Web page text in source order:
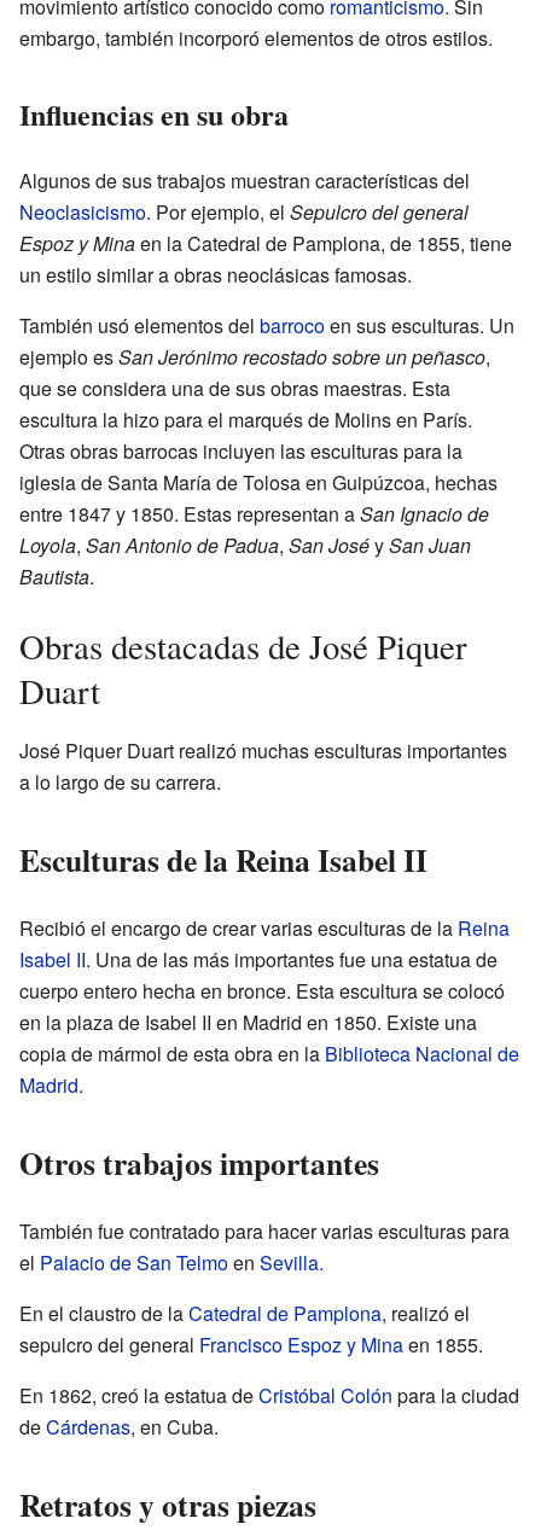
movimiento artístico conocido como romanticismo. Sin
embargo, también incorporó elementos de otros estilos.
Influencias en su obra
Algunos de sus trabajos muestran características del
Neoclasicismo. Por ejemplo, el Sepulcro del general
Espoz y Minaen la Catedral de Pamplona, de 1855, tiene
un estilo similar a obras neoclásicas famosas.
También usó elementos del barrocoen sus esculturas. Un
ejemplo esSan Jerónimo recostado sobre un peñasco,
que se considera una de sus obras maestras. Esta
escultura la hizo para el marqués de Molins en París.
Otras obras barrocas incluyen las esculturas para la
iglesia de Santa María de Tolosa en Guipúzcoa, hechas
entre 1847 y 1850. Estas representan aSan Ignacio de
Loyola, San Antonio de Padua, San JoséySan Juan
Bautista.
Obras destacadas de José Piquer
Duart
José Piquer Duart realizó muchas esculturas importantes
a lo largo de su carrera.
Esculturas de la Reina Isabel II
Recibió el encargo de crear varias esculturas de la Reina
Isabel II. Una de las más importantes fue una estatua de
cuerpo entero hecha en bronce. Esta escultura se colocó
en la plaza de Isabel II en Madrid en 1850. Existe una
copia de mármol de esta obra en la Biblioteca Nacional de
Madrid.
Otros trabajos importantes
También fue contratado para hacer varias esculturas para
el Palacio de San Telmoen Sevilla.
En el claustro de laCatedral de Pamplona, realizó el
sepulcro del general Francisco Espoz y Minaen 1855.
En 1862, creó la estatua deCristóbal Colón para la ciudad
deCárdenas, en Cuba.
Retratos y otras piezas